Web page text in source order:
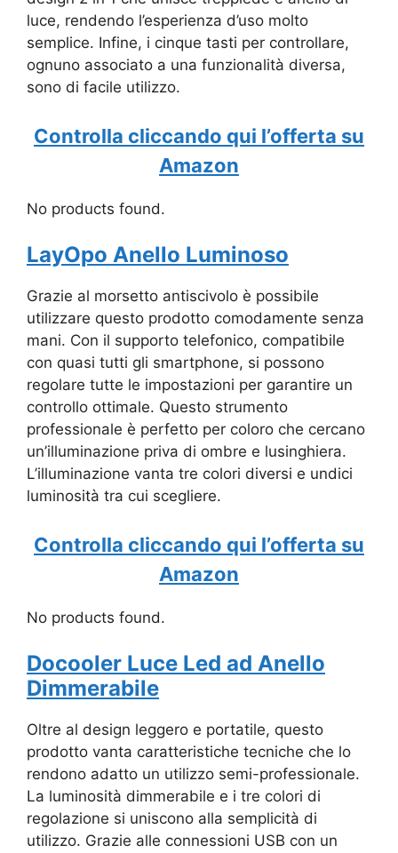
luce, rendendo l’esperienza d’uso molto
semplice. Infine, i cinque tasti per controllare,
ognuno associato a una funzionalità diversa,
sono di facile utilizzo.
Controlla cliccando qui l’offerta su
Amazon
No products found.
LayOpo Anello Luminoso
Grazie al morsetto antiscivolo è possibile
utilizzare questo prodotto comodamente senza
mani. Con il supporto telefonico, compatibile
con quasi tutti gli smartphone, si possono
regolare tutte le impostazioni per garantire un
controllo ottimale. Questo strumento
professionale è perfetto per coloro che cercano
un’illuminazione priva di ombre e lusinghiera.
L’illuminazione vanta tre colori diversi e undici
luminosità tra cui scegliere.
Controlla cliccando qui l’offerta su
Amazon
No products found.
Docooler Luce Led ad Anello
Dimmerabile
Oltre al design leggero e portatile, questo
prodotto vanta caratteristiche tecniche che lo
rendono adatto un utilizzo semi-professionale.
La luminosità dimmerabile e i tre colori di
regolazione si uniscono alla semplicità di
utilizzo. Grazie alle connessioni USB con un